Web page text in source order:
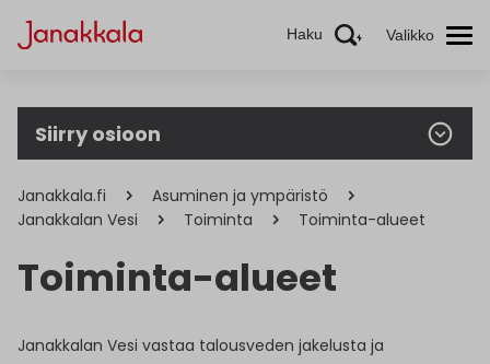
Haku Valikko
Siirry osioon
Janakkala.fi
Asuminen ja ympäristö
Janakkalan Vesi
Toiminta Toiminta-alueet
Toiminta-alueet
Janakkalan Vesi vastaa talousveden jakelusta ja